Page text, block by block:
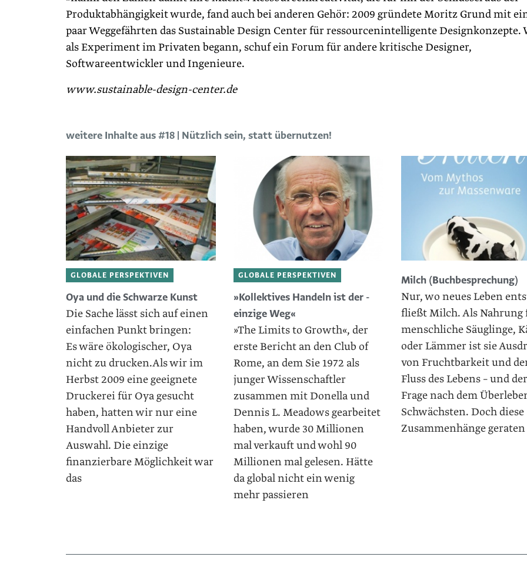
Produktabhängigkeit wurde, fand auch bei anderen Gehör: 2009 gründete Moritz Grund mit
paar Weggefährten das Sustainable Design Center für ressourcenintelligente Designkonzepte.
als Experiment im Privaten begann, schuf ein Forum für andere kritische ­Designer,
Softwareentwickler und Ingenieure.
www.sustainable-design-center.de
weitere Inhalte aus #18 | Nützlich sein, statt übernutzen!
GLOBALE PERSPEKTIVEN
Oya und die Schwarze Kunst
Die Sache lässt sich auf einen
einfachen Punkt bringen:
Es wäre ökologischer, Oya
nicht zu drucken.Als wir im
Herbst 2009 eine geeignete
Druckerei für Oya gesucht
haben, hatten wir nur eine
Handvoll Anbieter zur
Auswahl. Die einzige
finanzierbare Möglichkeit war
das
GLOBALE PERSPEKTIVEN
»Kollektives ­Handeln ist der ­
einzige Weg«
»The Limits to Growth«, der
erste Bericht an den Club of
Rome, an dem Sie 1972 als
junger Wissenschaftler
zusammen mit Donella und
Dennis L. Meadows gearbeitet
haben, wurde 30 Millionen
mal verkauft und wohl 90
Millionen mal gelesen. Hätte
da global nicht ein wenig
mehr passieren
Milch (Buchbesprechung)
Nur, wo neues Leben
fließt Milch. Als Nahrung
menschliche Säuglinge,
oder Lämmer ist sie
von Fruchtbarkeit und
Fluss des Lebens – und der
Frage nach dem
Schwächsten. Doch diese
Zusammenhänge